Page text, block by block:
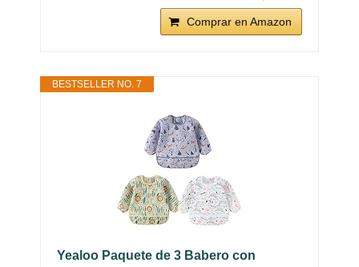
Comprar en Amazon
BESTSELLER NO. 7
Yealoo Paquete de 3 Babero con